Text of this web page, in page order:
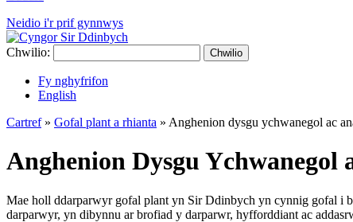
Neidio i'r prif gynnwys
Chwilio: Chwilio
Fy nghyfrifon
English
Cartref» Gofal plant a rhianta » Anghenion dysgu ychwanegol ac
Anghenion Dysgu
Mae holl ddarparwyr gofal plant yn Sir Ddinbych yn cynnig gofal i
darparwyr, yn dibynnu ar brofiad y darparwr, hyfforddiant ac